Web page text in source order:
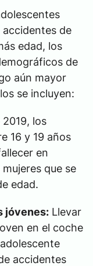
de
edad, los
de
aún mayor
se incluyen:
los
16 y 19 años
en
que se
edad.
jóvenes: Llevar
en el coche
accidentes